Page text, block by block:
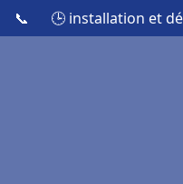
📞 🕒 installation et